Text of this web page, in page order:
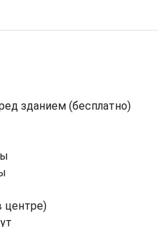
зданием (бесплатно)
центре)